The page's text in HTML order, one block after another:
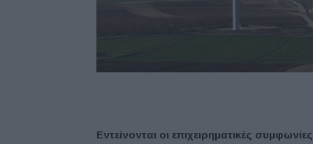
Εντείνονται οι επιχειρηματικές